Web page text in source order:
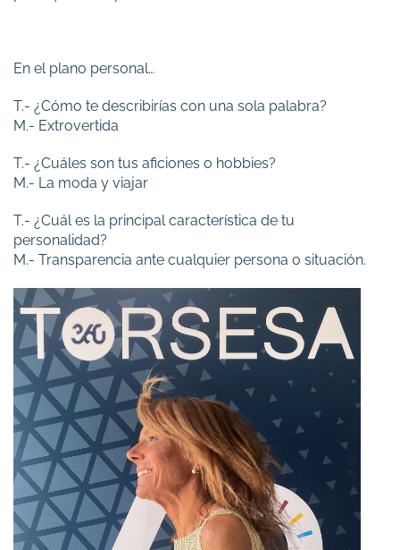
En el plano personal…
T.- ¿Cómo te describirías con una sola palabra?
M.- Extrovertida
T.- ¿Cuáles son tus aficiones o hobbies?
M.- La moda y viajar
T.- ¿Cuál es la principal característica de tu
personalidad?
M.- Transparencia ante cualquier persona o situación.